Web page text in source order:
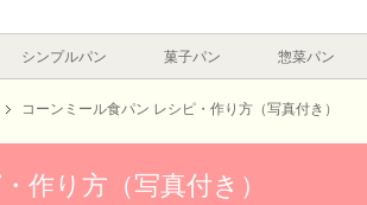
シンプルパン 菓子パン 惣菜パン
コーンミール食パン レシピ・作り方（写真付き）
作り方（写真付き）